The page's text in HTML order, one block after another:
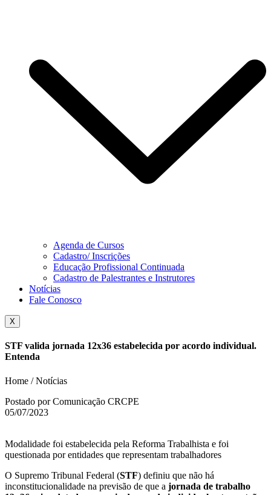
Agenda de Cursos
Cadastro/ Inscrições
Educação Profissional Continuada
Cadastro de Palestrantes e Instrutores
Notícias
Fale Conosco
X
STF valida jornada 12x36 estabelecida por acordo individual.
Entenda
Home / Notícias
Postado por Comunicação CRCPE
05/07/2023
Modalidade foi estabelecida pela Reforma Trabalhista e foi
questionada por entidades que representam trabalhadores
O Supremo Tribunal Federal (STF) definiu que não há
inconstitucionalidade na previsão de que a jornada de trabalho